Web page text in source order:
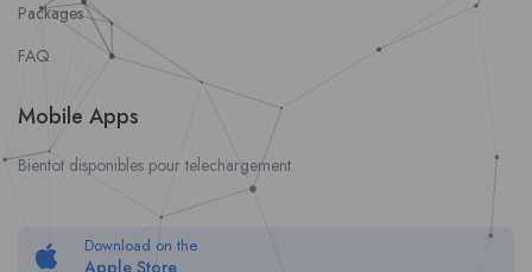
Packages
FAQ
Mobile Apps
Bientot disponibles pour telechargement
Download on the